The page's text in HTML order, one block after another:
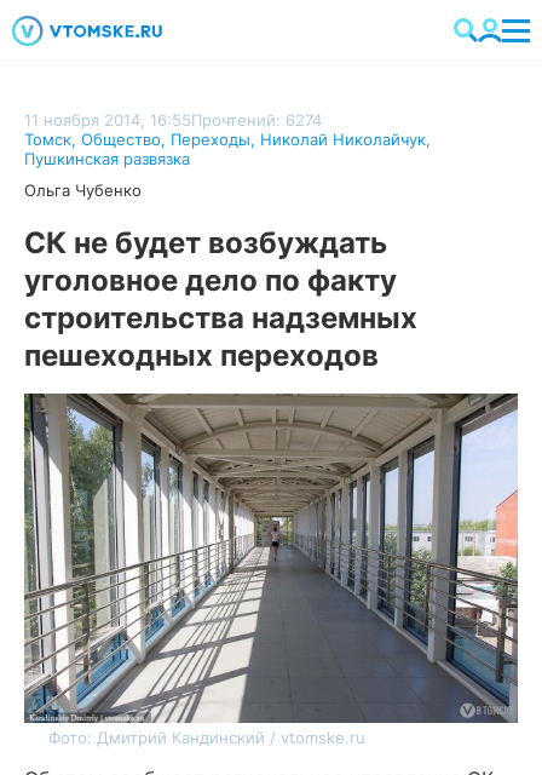
11 ноября 2014, 16:55Прочтений: 6274
Томск, Общество, Переходы, Николай Николайчук,
Пушкинская развязка
Ольга Чубенко
СК не будет возбуждать
уголовное дело по факту
строительства надземных
пешеходных переходов
Фото: Дмитрий Кандинский / vtomske.ru